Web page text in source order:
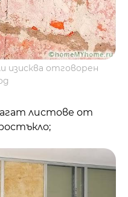
изисква отговорен
листове от